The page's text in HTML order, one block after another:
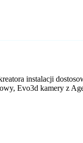
instalacji
Evo3d kamery z